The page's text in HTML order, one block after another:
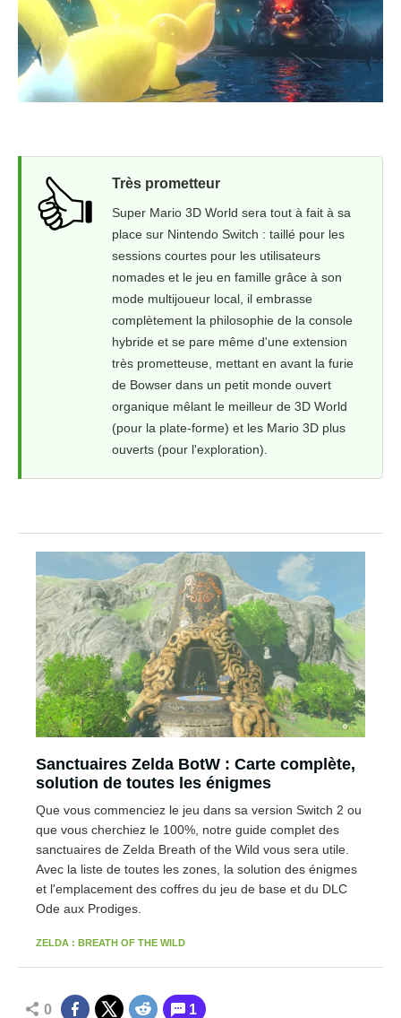
Très prometteur
Super Mario 3D World sera tout à fait à sa
place sur Nintendo Switch : taillé pour les
sessions courtes pour les utilisateurs
nomades et le jeu en famille grâce à son
mode multijoueur local, il embrasse
complètement la philosophie de la console
hybride et se pare même d'une extension
très prometteuse, mettant en avant la furie
de Bowser dans un petit monde ouvert
organique mêlant le meilleur de 3D World
(pour la plate-forme) et les Mario 3D plus
ouverts (pour l'exploration).
Sanctuaires Zelda BotW : Carte complète,
solution de toutes les énigmes
Que vous commenciez le jeu dans sa version Switch 2 ou
que vous cherchiez le 100%, notre guide complet des
sanctuaires de Zelda Breath of the Wild vous sera utile.
Avec la liste de toutes les zones, la solution des énigmes
et l'emplacement des coffres du jeu de base et du DLC
Ode aux Prodiges.
ZELDA : BREATH OF THE WILD
0 1